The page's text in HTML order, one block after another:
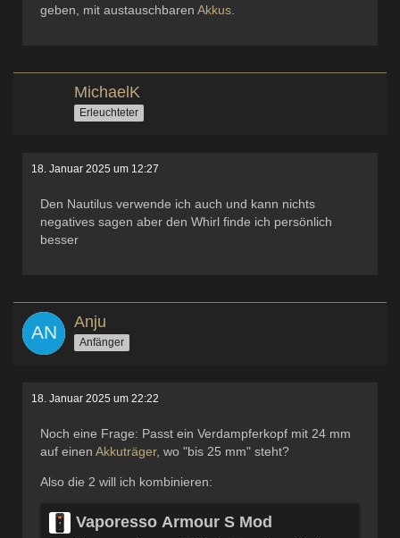
geben, mit austauschbaren Akkus.
MichaelK
Erleuchteter
18. Januar 2025 um 12:27
Den Nautilus verwende ich auch und kann nichts
negatives sagen aber den Whirl finde ich persönlich
besser
Anju
Anfänger
18. Januar 2025 um 22:22
Noch eine Frage: Passt ein Verdampferkopf mit 24 mm
auf einen Akkuträger, wo "bis 25 mm" steht?
Also die 2 will ich kombinieren:
Vaporesso Armour S Mod